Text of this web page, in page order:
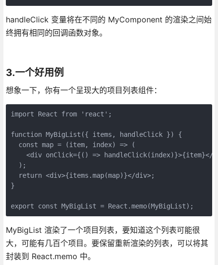
handleClick 变量将在不同的 MyComponent 的渲染之间始
终拥有相同的回调函数对象。
3.一个好用例
想象一下，你有一个呈现大的项目列表组件：
import React from 'react';
function MyBigList({ items, handleClick }) {
  const map = (item, index) => (
<div onClick={() => handleClick(index)}>{item}</
  );
  return <div>{items.map(map)}</div>;
}
export const MyBigList = React.memo(MyBigList);
MyBigList 渲染了一个项目列表，要知道这个列表可能很
大，可能有几百个项目。要保留重新渲染的列表，可以将其
封装到 React.memo 中。